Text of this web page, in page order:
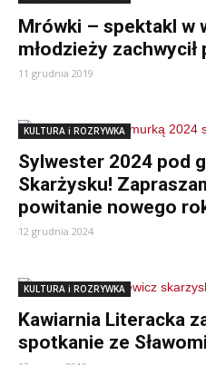
Mrówki – spektakl w
młodzieży
11 grudnia 2019
KULTURA i ROZRYWKA
Sylwester 2024 pod
Skarżysku!
powitanie nowego
12 grudnia 2024
KULTURA i ROZRYWKA
Kawiarnia Literacka
spotkanie ze